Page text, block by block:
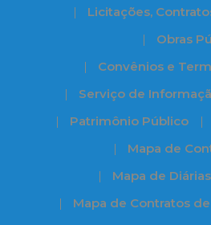
Licitações,
Obras
Convênios e
Serviço de
Patrimônio Público
Mapa de
Mapa de
Mapa de Contratos